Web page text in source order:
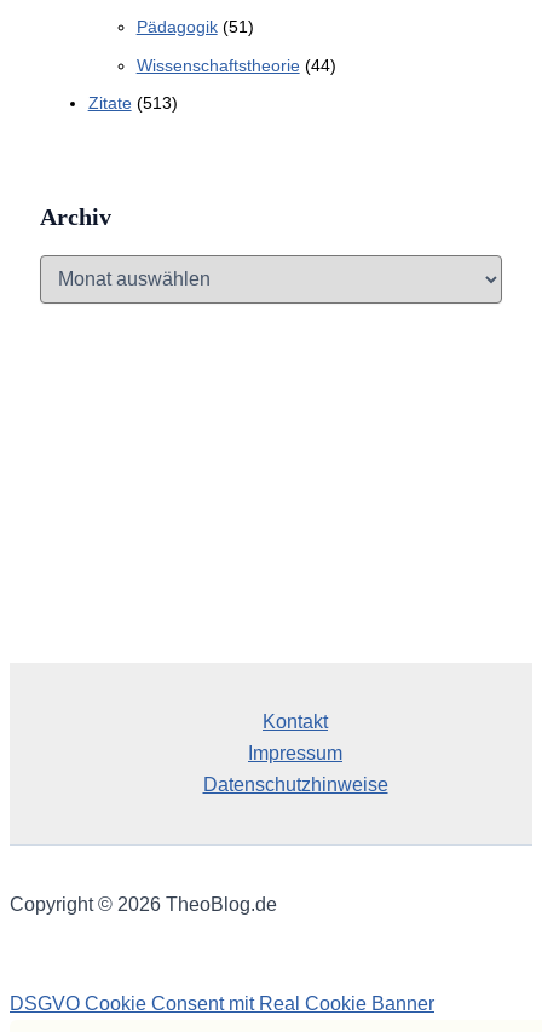
Pädagogik(51)
Wissenschaftstheorie(44)
Zitate(513)
Archiv
Kontakt
Impressum
Datenschutzhinweise
Copyright © 2026 TheoBlog.de
DSGVO Cookie Consent mit Real Cookie Banner